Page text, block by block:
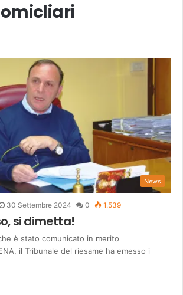
News
30 Settembre 2024 0 1.539
si dimetta!
è stato comunicato in merito
il Tribunale del riesame ha emesso i